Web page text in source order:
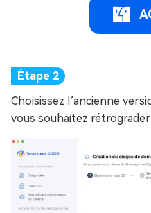
Choisissez l’ancienne
vous souhaitez rétrograder